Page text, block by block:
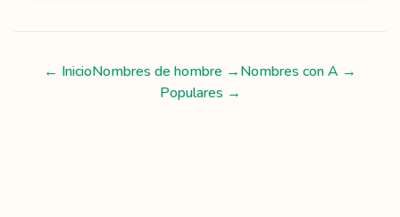
← InicioNombres de hombre →Nombres conA →
Populares →